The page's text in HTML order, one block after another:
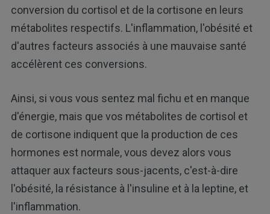
conversion du cortisol et de la cortisone en leurs
métabolites respectifs. L'inflammation, l'obésité et
d'autres facteurs associés à une mauvaise santé
accélèrent ces conversions.
Ainsi, si vous vous sentez mal fichu et en manque
d'énergie, mais que vos métabolites de cortisol et
de cortisone indiquent que la production de ces
hormones est normale, vous devez alors vous
attaquer aux facteurs sous-jacents, c'est-à-dire
l'obésité, la résistance à l'insuline et à la leptine, et
l'inflammation.